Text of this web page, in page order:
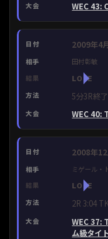
WEC 43:
2009年4
田村彰敏
LOSE
5分3R終
WEC 40:
2008年
ミゲール・
LOSE
2R 3:04
WEC 37:
ム級タイ